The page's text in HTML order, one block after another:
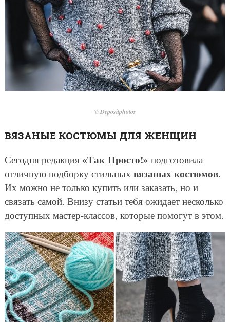
© Depositphotos
ВЯЗАНЫЕ КОСТЮМЫ ДЛЯ ЖЕНЩИН
Сегодня редакция «Так Просто!» подготовила
отличную подборку стильных вязаных костюмов.
Их можно не только купить или заказать, но и
связать самой. Внизу статьи тебя ожидает несколько
доступных мастер-классов, которые помогут в этом.